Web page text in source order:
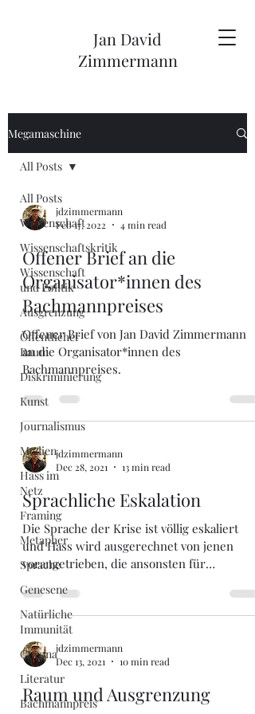
Jan David
Zimmermann
Megamaschine
All Posts
Wissenschaft
Wissenschaftskritik
Wissenschaft
und Politik
Ausgrenzung
Öffentlicher
Raum
Diskriminierung
Kunst
Journalismus
Medien
Hass im
Netz
Framing
Metapher
Sprache
Genesene
Natürliche
Immunität
Corona
Literatur
Bachmannpreis
All Posts
jdzimmermann
Feb 17, 2022
4 min read
Offener Brief an die
Organisator*innen des
Bachmannpreises
Offener Brief von Jan David Zimmermann
an die Organisator*innen des
Bachmannpreises.
jdzimmermann
Dec 28, 2021
13 min read
Sprachliche Eskalation
Die Sprache der Krise ist völlig eskaliert
und Hass wird ausgerechnet von jenen
vorangetrieben, die ansonsten für
jdzimmermann
Dec 13, 2021
10 min read
Raum und Ausgrenzung